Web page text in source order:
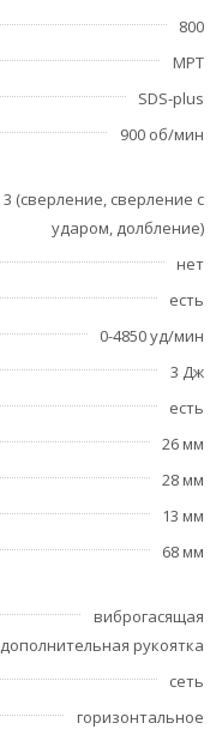
800
MPT
SDS-plus
900 об/мин
3 (сверление, сверление с
ударом, долбление)
нет
есть
0-4850 уд/мин
3 Дж
есть
26 мм
28 мм
13 мм
68 мм
виброгасящая
дополнительная рукоятка
сеть
горизонтальное